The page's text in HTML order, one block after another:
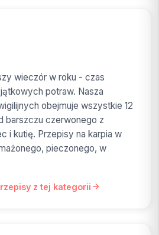
wieczór w roku - czas
potraw. Nasza
obejmuje wszystkie 12
barszczu czerwonego z
i kutię. Przepisy na karpia w
pieczonego, w
z tej kategorii